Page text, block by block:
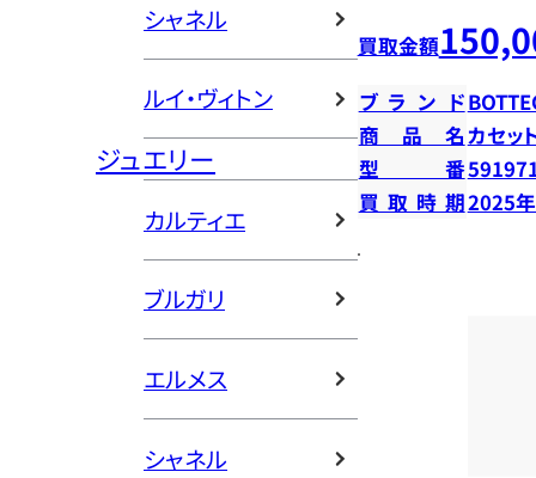
シャネル
ルイ・ヴィトン
ジュエリー
カルティエ
ブルガリ
エルメス
シャネル
買取金額
ブランド
商品名カセッ
型番
買取時期2025